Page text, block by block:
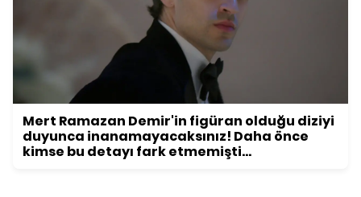
Mert Ramazan Demir'in figüran olduğu diziyi
duyunca inanamayacaksınız! Daha önce
kimse bu detayı fark etmemişti...